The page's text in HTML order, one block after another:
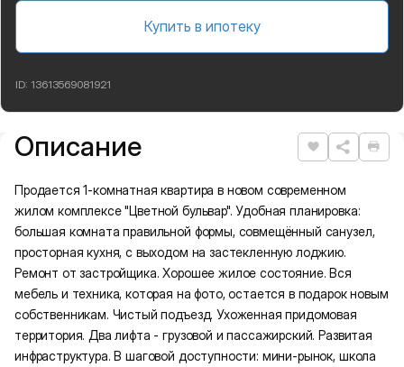
Купить в ипотеку
ID: 13613569081921
Подробная информация
Описание Нравится
Продaeтся 1-кoмнaтная квартира в новом современном
жилом комплексе "Цвeтнoй бульвap". Удобная планировка:
большая комната правильной формы, совмещённый санузел,
просторная кухня, с выходом на застекленную лоджию.
Ремонт от застройщика. Хорошее жилое состояние. Вся
мебель и техника, которая на фото, остается в подарок новым
собственникам. Чистый подъезд. Ухоженная придомовая
территория. Два лифта - грузовой и пассажирский. Развитая
инфраструктура. В шаговой доступности: мини-рынок, школа